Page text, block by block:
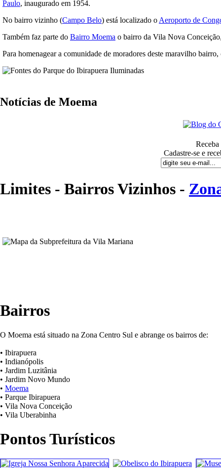
Paulo, inaugurado em 1954.
No bairro vizinho (Campo Belo) está localizado o Aeroporto de
Também faz parte do Bairro Moema o bairro da Vila Nova
Para homenagear a comunidade de moradores deste maravilho
Notícias de Moema
Cadastre-se e
Limites - Bairros Vizinhos -
Bairros
O Moema está situado na Zona Centro Sul e abrange os bairros de:
• Ibirapuera
• Indianópolis
• Jardim Luzitânia
• Jardim Novo Mundo
• Moema
• Parque Ibirapuera
• Vila Nova Conceição
• Vila Uberabinha
Pontos Turísticos